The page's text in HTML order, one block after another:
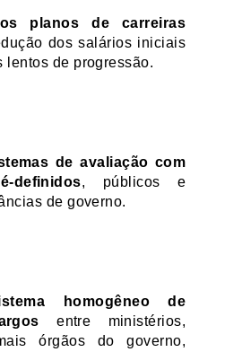
planos de carreiras
dos salários iniciais
lentos de progressão.
de avaliação com
definidos, públicos e
de governo.
homogêneo de
entre ministérios,
órgãos do governo,